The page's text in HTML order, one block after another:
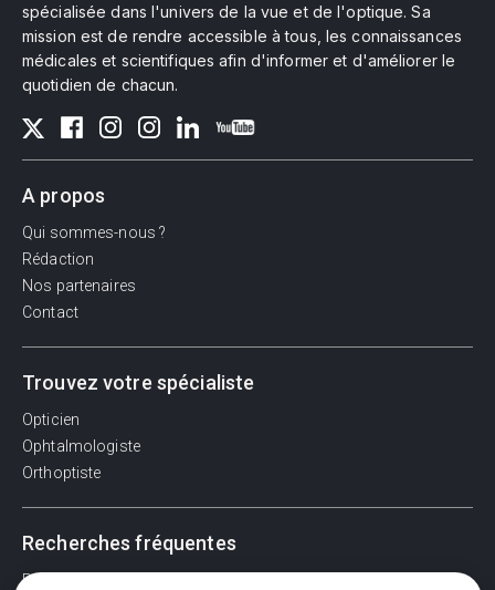
spécialisée dans l'univers de la vue et de l'optique. Sa
mission est de rendre accessible à tous, les connaissances
médicales et scientifiques afin d'informer et d'améliorer le
quotidien de chacun.
A propos
Qui sommes-nous ?
Rédaction
Nos partenaires
Contact
Trouvez votre spécialiste
Opticien
Ophtalmologiste
Orthoptiste
Recherches fréquentes
Pathologies adultes